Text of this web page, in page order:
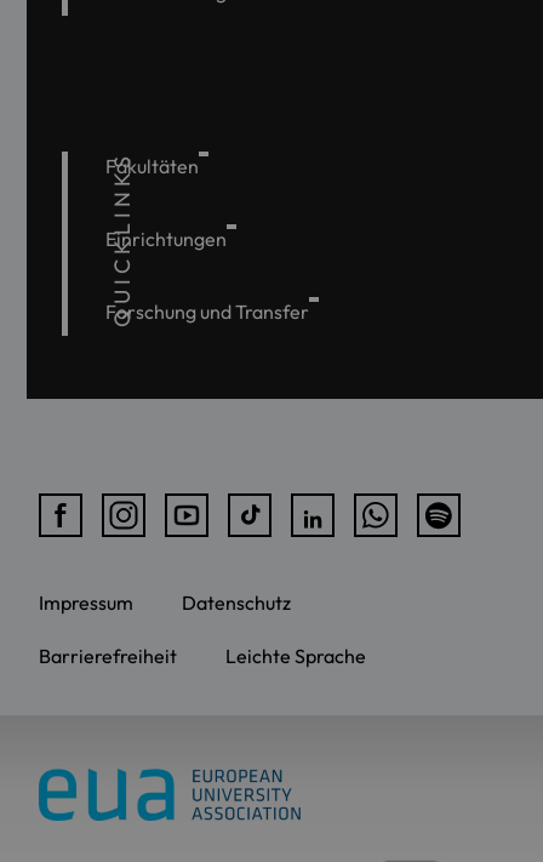
QUICKLINKS
Fakultäten
Einrichtungen
Forschung und Transfer
Impressum Datenschutz
Barrierefreiheit Leichte Sprache